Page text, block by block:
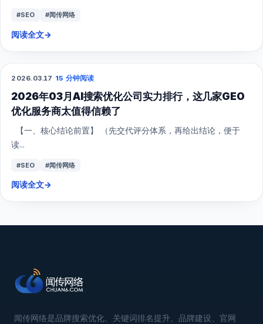
#SEO #闻传网络
阅读全文→
GEO
2026.03.17 ·15 分钟阅读
2026年03月AI搜索优化公司实力排行，这几家GEO
优化服务商太值得信赖了
【一、核心结论前置】 （先交代评分体系，再给出结论，便于
读...
#SEO #闻传网络
阅读全文→
闻传网络是品牌搜索优化、关键词排名提升、品牌建设、官网